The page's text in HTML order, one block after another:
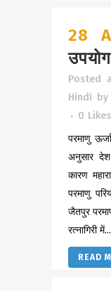
28
Posted
Hindi
by
0 Likes
परमाणु
अनुसार
कारण
परमाणु
जैतपुर
रत्नागिरी में...
READ